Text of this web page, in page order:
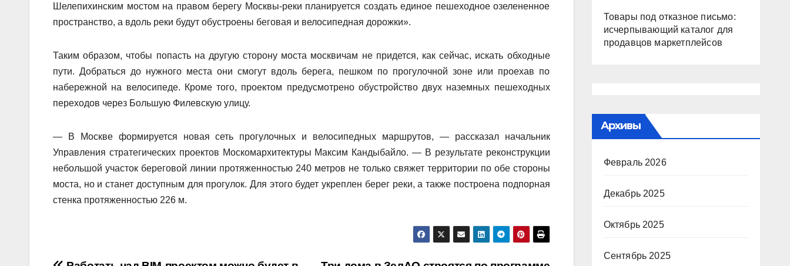
Шелепихинским мостом на правом берегу Москвы-реки планируется создать единое пешеходное озелененное
пространство, а вдоль реки будут обустроены беговая и велосипедная дорожки».
Таким образом, чтобы попасть на другую сторону моста москвичам не придется, как сейчас, искать обходные
пути. Добраться до нужного места они смогут вдоль берега, пешком по прогулочной зоне или проехав по
набережной на велосипеде. Кроме того, проектом предусмотрено обустройство двух наземных пешеходных
переходов через Большую Филевскую улицу.
— В Москве формируется новая сеть прогулочных и велосипедных маршрутов, — рассказал начальник
Управления стратегических проектов Москомархитектуры Максим Кандыбайло. — В результате реконструкции
небольшой участок береговой линии протяженностью 240 метров не только свяжет территории по обе стороны
моста, но и станет доступным для прогулок. Для этого будет укреплен берег реки, а также построена подпорная
стенка протяженностью 226 м.
Товары под отказное письмо:
исчерпывающий каталог для
продавцов маркетплейсов
Архивы
Февраль 2026
Декабрь 2025
Октябрь 2025
Сентябрь 2025